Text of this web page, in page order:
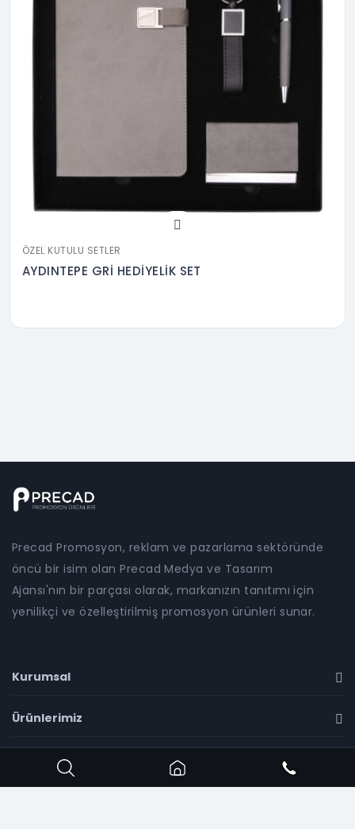
ÖZEL KUTULU SETLER
AYDINTEPE GRİ HEDİYELİK SET
Precad Promosyon, reklam ve pazarlama sektöründe
öncü bir isim olan Precad Medya ve Tasarım
Ajansı'nın bir parçası olarak, markanızın tanıtımı için
yenilikçi ve özelleştirilmiş promosyon ürünleri sunar.
Kurumsal
Ürünlerimiz